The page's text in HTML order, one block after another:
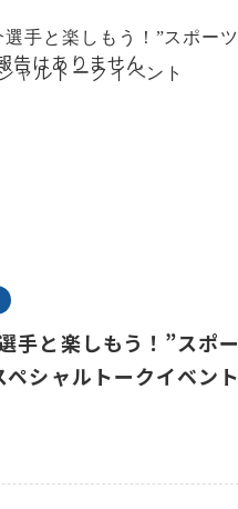
手と楽しもう！”スポー
ペシャルトークイベント